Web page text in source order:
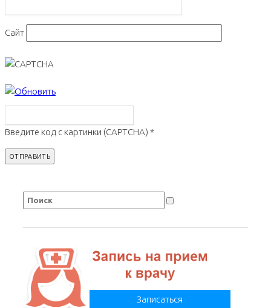
Сайт
Введите код с картинки (CAPTCHA) *
Записаться